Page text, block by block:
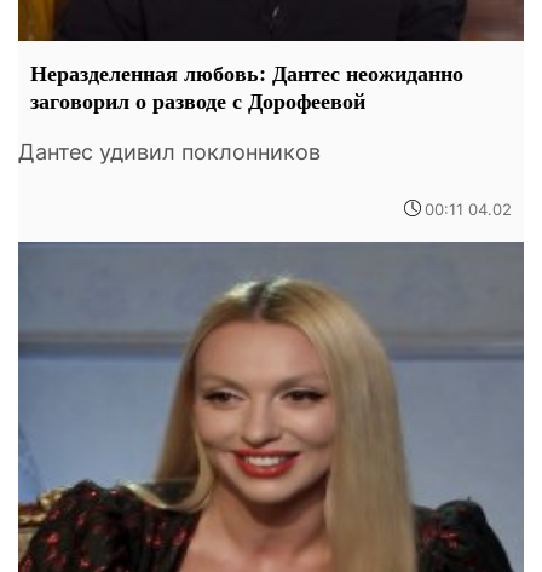
Неразделенная любовь: Дантес неожиданно
заговорил о разводе с Дорофеевой
Дантес удивил поклонников
00:11 04.02